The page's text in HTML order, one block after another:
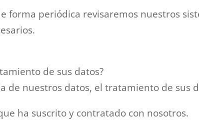
forma periódica revisaremos nuestros
de sus datos?
de nuestros datos, el tratamiento de sus
ha suscrito y contratado con nosotros.